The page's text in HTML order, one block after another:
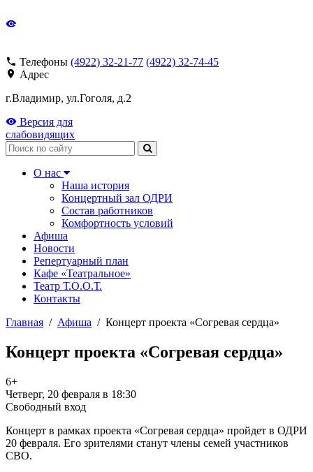
Телефоны (4922) 32-21-77 (4922) 32-74-45
Адрес
г.Владимир, ул.Гоголя, д.2
Версия для
слабовидящих
Поиск
О нас
Наша история
Концертный зал ОДРИ
Состав работников
Комфортность условий
Афиша
Новости
Репертуарный план
Кафе «Театральное»
Театр Т.О.О.Т.
Контакты
Главная / Афиша / Концерт проекта «Согревая сердца»
Концерт проекта «Согревая сердца»
6+
Четверг, 20 февраля в 18:30
Свободный вход
Концерт в рамках проекта «Согревая сердца» пройдет в ОДРИ
20 февраля. Его зрителями станут члены семей участников
СВО.